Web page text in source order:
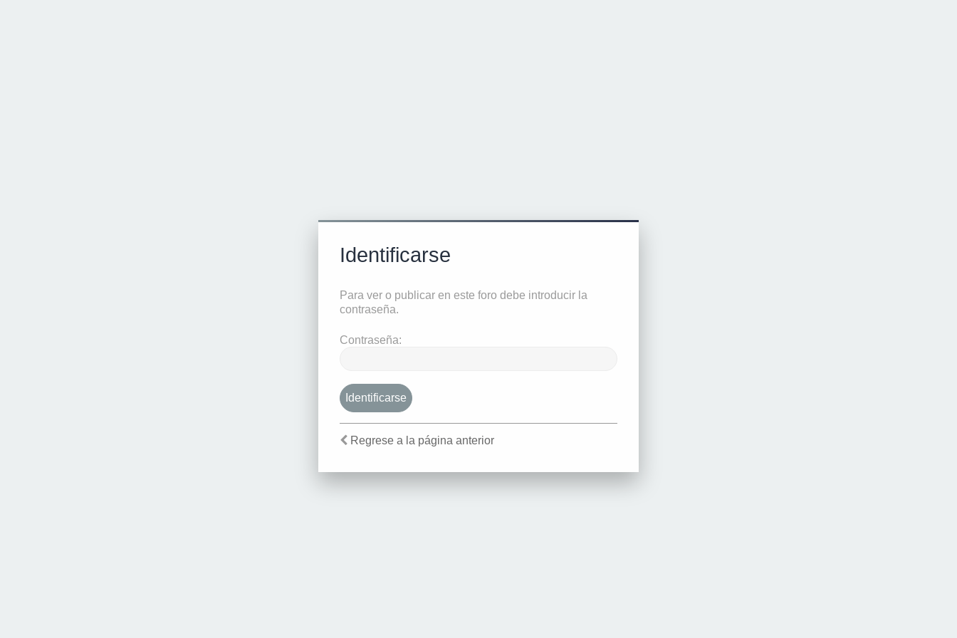
Identificarse
Para ver o publicar en este foro debe introducir la
contraseña.
Contraseña:
Regrese a la página anterior